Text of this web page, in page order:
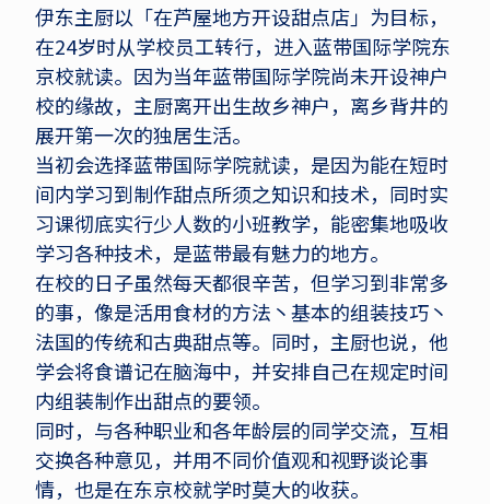
伊东主厨以「在芦屋地方开设甜点店」为目标，
在24岁时从学校员工转行，进入蓝带国际学院东
京校就读。因为当年蓝带国际学院尚未开设神户
校的缘故，主厨离开出生故乡神户，离乡背井的
展开第一次的独居生活。
当初会选择蓝带国际学院就读，是因为能在短时
间内学习到制作甜点所须之知识和技术，同时实
习课彻底实行少人数的小班教学，能密集地吸收
学习各种技术，是蓝带最有魅力的地方。
在校的日子虽然每天都很辛苦，但学习到非常多
的事，像是活用食材的方法丶基本的组装技巧丶
法国的传统和古典甜点等。同时，主厨也说，他
学会将食谱记在脑海中，并安排自己在规定时间
内组装制作出甜点的要领。
同时，与各种职业和各年龄层的同学交流，互相
交换各种意见，并用不同价值观和视野谈论事
情，也是在东京校就学时莫大的收获。